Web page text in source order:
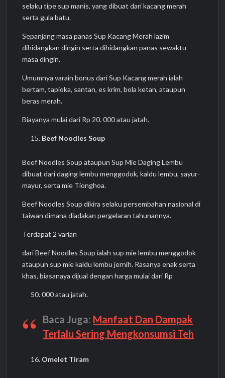
selaku tipe sup manis, yang dibuat dari kacang merah
serta gula batu.
Sepanjang masa panas Sup Kacang Merah lazim
dihidangkan dingin serta dihidangkan panas sewaktu
masa dingin.
Umumnya varain bonus dari Sup Kacang merah ialah
bertam, tapioka, santan, es krim, bola ketan, ataupun
beras merah.
Biayanya mulai dari Rp 20. 000 atau jatah.
Beef Noodles Soup
Beef Noodles Soup ataupun Sup Mie Daging Lembu
dibuat dari daging lembu menggodok, kaldu lembu, sayur-
mayur, serta mie Tionghoa.
Beef Noodles Soup dikira selaku persembahan nasional di
taiwan dimana diadakan pergelaran tahunannya.
Terdapat 2 varian
dari Beef Noodles Soup ialah sup mie lembu menggodok
ataupun sup mie kaldu lembu jernih. Rasanya enak serta
khas, biasanaya dijual dengan harga mulai dari Rp
000 atau jatah.
Baca Juga: Manfaat Dan Dampak
Terlalu Sering Mengkonsumsi Teh
Omelet Tiram